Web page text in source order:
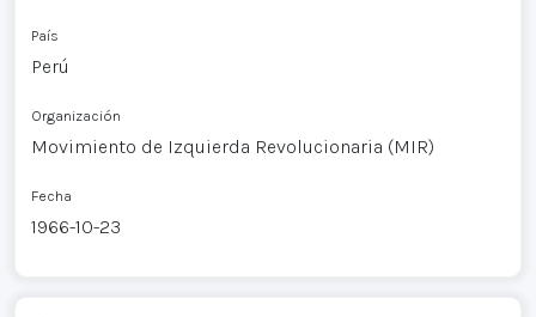
País
Perú
Organización
Movimiento de Izquierda Revolucionaria (MIR)
Fecha
1966-10-23